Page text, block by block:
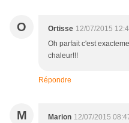
O Ortisse 12/07/2015
Oh parfait c'est
chaleur!!!
Répondre
M Marion 12/07/2015